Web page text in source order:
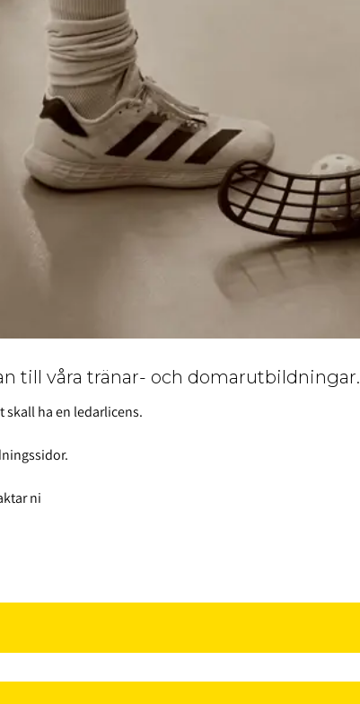
till våra tränar- och domarutbildningar.
skall ha en ledarlicens.
ni